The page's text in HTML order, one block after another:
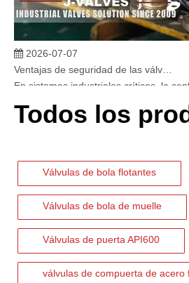
2026-07-07
En sistemas industriales críticos, la
Todos los
Válvulas de bola flotantes
Válvulas de bola de muelle
Válvulas de puerta API600
válvulas de compuerta de acero